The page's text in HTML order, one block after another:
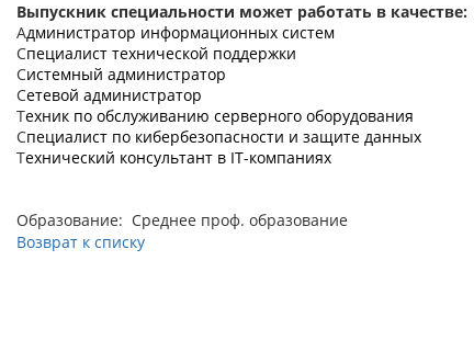
Выпускник специальности может работать в качестве:
Администратор информационных систем
Специалист технической поддержки
Системный администратор
Сетевой администратор
Техник по обслуживанию серверного оборудования
Специалист по кибербезопасности и защите данных
Технический консультант в IT-компаниях
Образование: Среднее проф. образование
Возврат к списку